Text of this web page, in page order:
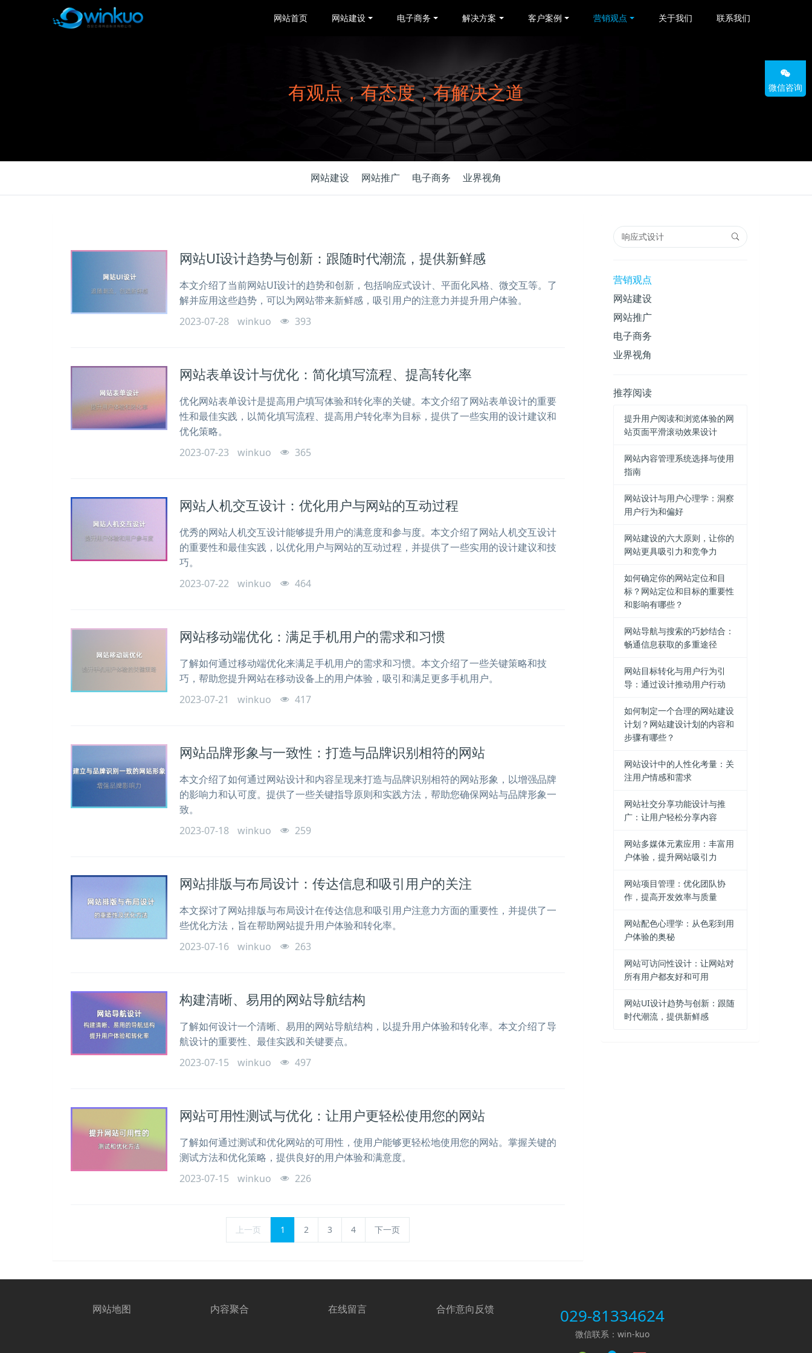
网站首页 网站建设 电子商务 解决方案 客户案例 营销观点 关于我们 联系我们
有观点，有态度，有解决之道
网站建设 网站推广 电子商务 业界视角
网站UI设计趋势与创新：跟随时代潮流，提供新鲜感
本文介绍了当前网站UI设计的趋势和创新，包括响应式设计、平面化风格、微交互等。了
解并应用这些趋势，可以为网站带来新鲜感，吸引用户的注意力并提升用户体验。
2023-07-28
winkuo 393
网站表单设计与优化：简化填写流程、提高转化率
优化网站表单设计是提高用户填写体验和转化率的关键。本文介绍了网站表单设计的重要
性和最佳实践，以简化填写流程、提高用户转化率为目标，提供了一些实用的设计建议和
优化策略。
2023-07-23
winkuo 365
网站人机交互设计：优化用户与网站的互动过程
优秀的网站人机交互设计能够提升用户的满意度和参与度。本文介绍了网站人机交互设计
的重要性和最佳实践，以优化用户与网站的互动过程，并提供了一些实用的设计建议和技
巧。
2023-07-22
winkuo 464
网站移动端优化：满足手机用户的需求和习惯
了解如何通过移动端优化来满足手机用户的需求和习惯。本文介绍了一些关键策略和技
巧，帮助您提升网站在移动设备上的用户体验，吸引和满足更多手机用户。
2023-07-21
winkuo 417
网站品牌形象与一致性：打造与品牌识别相符的网站
本文介绍了如何通过网站设计和内容呈现来打造与品牌识别相符的网站形象，以增强品牌
的影响力和认可度。提供了一些关键指导原则和实践方法，帮助您确保网站与品牌形象一
致。
2023-07-18
winkuo 259
网站排版与布局设计：传达信息和吸引用户的关注
本文探讨了网站排版与布局设计在传达信息和吸引用户注意力方面的重要性，并提供了一
些优化方法，旨在帮助网站提升用户体验和转化率。
2023-07-16
winkuo 263
构建清晰、易用的网站导航结构
了解如何设计一个清晰、易用的网站导航结构，以提升用户体验和转化率。本文介绍了导
航设计的重要性、最佳实践和关键要点。
2023-07-15
winkuo 497
网站可用性测试与优化：让用户更轻松使用您的网站
了解如何通过测试和优化网站的可用性，使用户能够更轻松地使用您的网站。掌握关键的
测试方法和优化策略，提供良好的用户体验和满意度。
2023-07-15
winkuo 226
上一页 1 2 3 4 下一页
营销观点
网站建设
网站推广
电子商务
业界视角
推荐阅读
提升用户阅读和浏览体验的网
站页面平滑滚动效果设计
网站内容管理系统选择与使用
指南
网站设计与用户心理学：洞察
用户行为和偏好
网站建设的六大原则，让你的
网站更具吸引力和竞争力
如何确定你的网站定位和目
标？网站定位和目标的重要性
和影响有哪些？
网站导航与搜索的巧妙结合：
畅通信息获取的多重途径
网站目标转化与用户行为引
导：通过设计推动用户行动
如何制定一个合理的网站建设
计划？网站建设计划的内容和
步骤有哪些？
网站设计中的人性化考量：关
注用户情感和需求
网站社交分享功能设计与推
广：让用户轻松分享内容
网站多媒体元素应用：丰富用
户体验，提升网站吸引力
网站项目管理：优化团队协
作，提高开发效率与质量
网站配色心理学：从色彩到用
户体验的奥秘
网站可访问性设计：让网站对
所有用户都友好和可用
网站UI设计趋势与创新：跟随
时代潮流，提供新鲜感
网站地图 内容聚合 在线留言 合作意向反馈 029-81334624
微信联系：win-kuo
微信咨询